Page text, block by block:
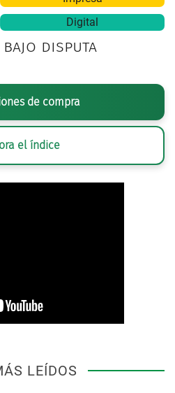
Digital
bajo disputa
de compra
el índice
LEÍDOS